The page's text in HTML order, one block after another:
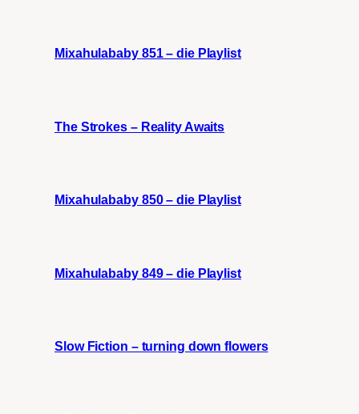
Mixahulababy 851 – die Playlist
The Strokes – Reality Awaits
Mixahulababy 850 – die Playlist
Mixahulababy 849 – die Playlist
Slow Fiction – turning down flowers